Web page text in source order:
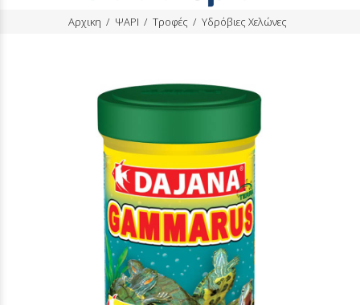
Αρχικη ΨΑΡΙ Τροφές Υδρόβιες Χελώνες